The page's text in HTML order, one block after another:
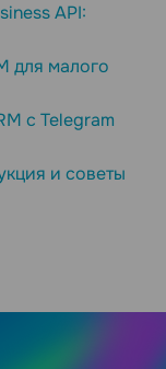
API:
для малого
с Telegram
и советы